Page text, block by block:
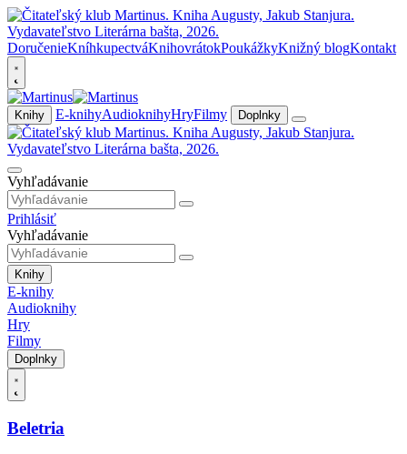
DoručenieKníhkupectváKnihovrátokPoukážkyKnižný blogKontakt
Knihy E-knihyAudioknihyHryFilmy Doplnky
Vyhľadávanie
Prihlásiť
Vyhľadávanie
Knihy
E-knihy
Audioknihy
Hry
Filmy
Doplnky
Beletria